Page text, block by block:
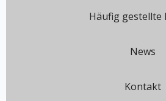
Häufig gestellte
News
Kontakt